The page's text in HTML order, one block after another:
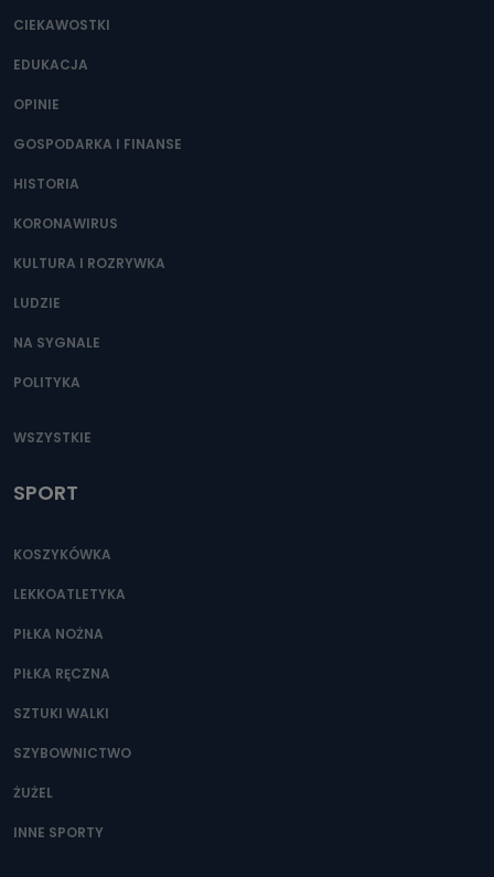
CIEKAWOSTKI
EDUKACJA
OPINIE
GOSPODARKA I FINANSE
HISTORIA
KORONAWIRUS
KULTURA I ROZRYWKA
LUDZIE
NA SYGNALE
POLITYKA
WSZYSTKIE
SPORT
KOSZYKÓWKA
LEKKOATLETYKA
PIŁKA NOŻNA
PIŁKA RĘCZNA
SZTUKI WALKI
SZYBOWNICTWO
ŻUŻEL
INNE SPORTY